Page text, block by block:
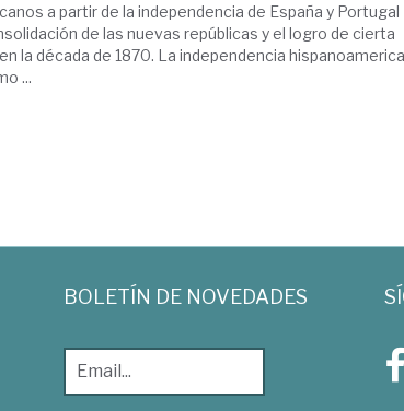
a partir de la independencia de España y Portugal
de las nuevas repúblicas y el logro de cierta
la década de 1870. La independencia
...
BOLETÍN DE NOVEDADES